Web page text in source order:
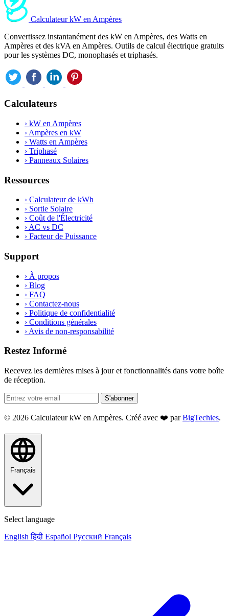
Calculateur kW en Ampères
Convertissez instantanément des kW en Ampères, des Watts en
Ampères et des kVA en Ampères. Outils de calcul électrique gratuits
pour les systèmes DC, monophasés et triphasés.
Calculateurs
› kW en Ampères
› Ampères en kW
› Watts en Ampères
› Triphasé
› Panneaux Solaires
Ressources
› Calculateur de kWh
› Sortie Solaire
› Coût de l'Électricité
› AC vs DC
› Facteur de Puissance
Support
› À propos
› Blog
› FAQ
› Contactez-nous
› Politique de confidentialité
› Conditions générales
› Avis de non-responsabilité
Restez Informé
Recevez les dernières mises à jour et fonctionnalités dans votre boîte
de réception.
S'abonner
© 2026 Calculateur kW en Ampères. Créé avec ❤️ parBigTechies.
Français
Select language
English हिंदी Español Русский Français